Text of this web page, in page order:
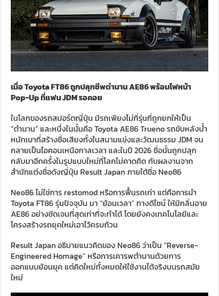
เมื่อ Toyota FT86 ถูกปลุกชีพตำนาน AE86 พร้อมไฟหน้า
Pop-Up ที่แฟน JDM รอคอย
ในโลกของรถสปอร์ตญี่ปุ่น มีรถเพียงไม่กี่รุ่นที่ถูกยกให้เป็น
“ตำนาน” และหนึ่งในนั้นคือ Toyota AE86 Trueno รถขับหลังน้ำ
หนักเบาที่สร้างชื่อเสียงทั้งในสนามแข่งและวัฒนธรรม JDM จน
กลายเป็นไอคอนเหนือกาลเวลา และในปี 2026 ชื่อนั้นถูกปลุก
กลับมาอีกครั้งในรูปแบบใหม่ที่โลกไม่คาดคิด กับผลงานจาก
สำนักแต่งชื่อดังญี่ปุ่น Result Japan ภายใต้ชื่อ Neo86
Neo86 ไม่ใช่การ restomod หรือการฟื้นรถเก่า แต่คือการนำ
Toyota FT86 รุ่นปัจจุบัน มา “ย้อนเวลา” ทางดีไซน์ ให้มีกลิ่นอาย
AE86 อย่างชัดเจนที่สุดเท่าที่จะทำได้ โดยยังคงเทคโนโลยีและ
โครงสร้างรถยุคใหม่เอาไว้ครบถ้วน
Result Japan อธิบายแนวคิดของ Neo86 ว่าเป็น “Reverse-
Engineered Homage” หรือการเคารพตำนานด้วยการ
ออกแบบย้อนยุค แต่คิดใหม่ทั้งหมดให้ใช้งานได้จริงบนรถสมัย
ใหม่